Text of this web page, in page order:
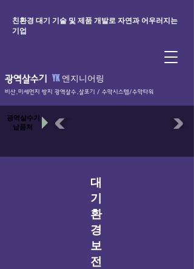
광역살수기
비산.미세먼지 방지 광역살수.살포기 / 수막시스템​/수막타워
YK엔지니어링
친환경 대기 기술 및 제품 개발로 자연과 어우러지는
기업
​광역살수기
납품처
​대
기
환
경
보
전